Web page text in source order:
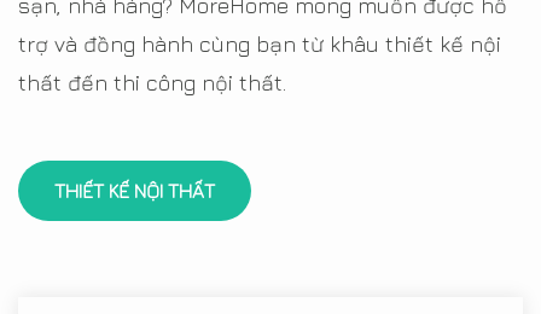
trợ và đồng hành cùng bạn từ khâu thiết kế nội
thất đến thi công nội thất.
THIẾT KẾ NỘI THẤT